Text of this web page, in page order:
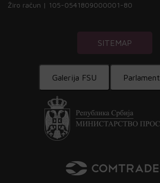
Žiro račun | 105-0541809000001-80
SITEMAP
Galerija FSU